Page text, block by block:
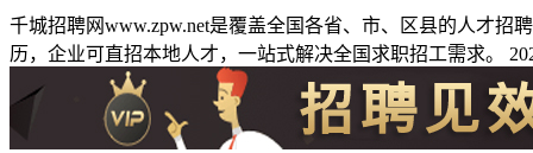
千城招聘网www.zpw.net是覆盖全国各省、市、区县的人才
历，企业可直招本地人才，一站式解决全国求职招工需求。